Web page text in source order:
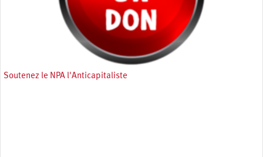
Soutenez le NPA l'Anticapitaliste